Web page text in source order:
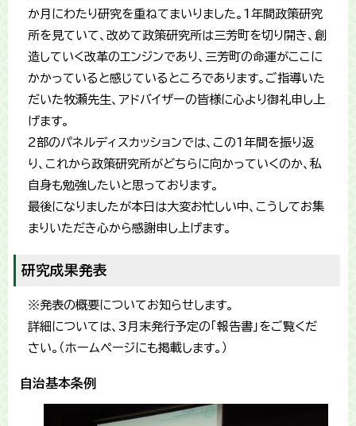
か月にわたり研究を重ねてまいりました。1年間政策研究
所を見ていて、改めて政策研究所は三芳町を切り開き、創
造していく改革のエンジンであり、三芳町の命運がここに
かかっていると感じているところであります。ご指導いた
だいた牧瀬先生、アドバイザーの皆様に心より御礼申し上
げます。
2部のパネルディスカッションでは、この1年間を振り返
り、これから政策研究所がどちらに向かっていくのか、私
自身も勉強したいと思っております。
最後になりましたが本日は大変お忙しい中、こうしてお集
まりいただき心から感謝申し上げます。
研究成果発表
※発表の概要についてお知らせします。
詳細については、3月末発行予定の「報告書」をご覧くだ
さい。（ホームページにも掲載します。）
自治基本条例